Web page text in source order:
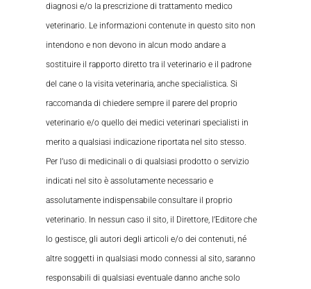
diagnosi e/o la prescrizione di trattamento medico
veterinario. Le informazioni contenute in questo sito non
intendono e non devono in alcun modo andare a
sostituire il rapporto diretto tra il veterinario e il padrone
del cane o la visita veterinaria, anche specialistica. Si
raccomanda di chiedere sempre il parere del proprio
veterinario e/o quello dei medici veterinari specialisti in
merito a qualsiasi indicazione riportata nel sito stesso.
Per l’uso di medicinali o di qualsiasi prodotto o servizio
indicati nel sito è assolutamente necessario e
assolutamente indispensabile consultare il proprio
veterinario. In nessun caso il sito, il Direttore, l’Editore che
lo gestisce, gli autori degli articoli e/o dei contenuti, né
altre soggetti in qualsiasi modo connessi al sito, saranno
responsabili di qualsiasi eventuale danno anche solo